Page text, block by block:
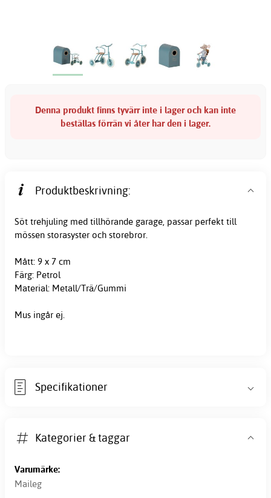
Denna produkt finns tyvärr inte i lager och kan inte
beställas förrän vi åter har den i lager.
Produktbeskrivning:
Söt trehjuling med tillhörande garage, passar perfekt till
mössen storasyster och storebror.
Mått: 9 x 7 cm
Färg: Petrol
Material: Metall/Trä/Gummi
Mus ingår ej.
Specifikationer
Kategorier & taggar
Varumärke:
Maileg